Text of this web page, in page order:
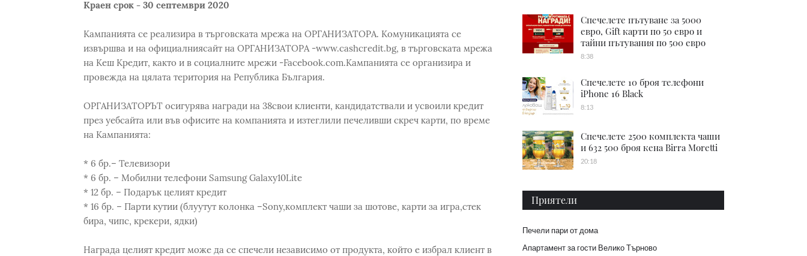
Краен срок - 30 септември 2020
Кампанията се реализира в търговската мрежа на ОРГАНИЗАТОРА. Комуникацията се
извършва и на официалниясайт на ОРГАНИЗАТОРА -www.cashcredit.bg, в търговската мрежа
на Кеш Кредит, както и в социалните мрежи -Facebook.com.Кампанията се организира и
провежда на цялата територия на Република България.
ОРГАНИЗАТОРЪТ осигурява награди на 38свои клиенти, кандидатствали и усвоили кредит
през уебсайта или във офисите на компанията и изтеглили печеливши скреч карти, по време
на Кампанията:
* 6 бр.– Телевизори
* 6 бр. – Мобилни телефони Samsung Galaxy10Lite
* 12 бр. – Подарък целият кредит
* 16 бр. – Парти кутии (блуутут колонка –Sony,комплект чаши за шотове, карти за игра,стек
бира, чипс, крекери, ядки)
Награда целият кредит може да се спечели независимо от продукта, който е избрал клиент в
Спечелете пътуване за 5000
евро, Gift карти по 50 евро и
тайни пътувания по 500 евро
8:38
Спечелете 10 броя телефони
iPhone 16 Black
8:13
Спечелете 2500 комплекта чаши
и 632 500 броя кена Birra Moretti
20:18
Приятели
Печели пари от дома
Апартамент за гости Велико Търново